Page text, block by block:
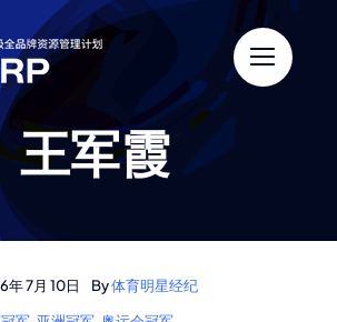
王军霞
7月 10日 By体育明星经纪